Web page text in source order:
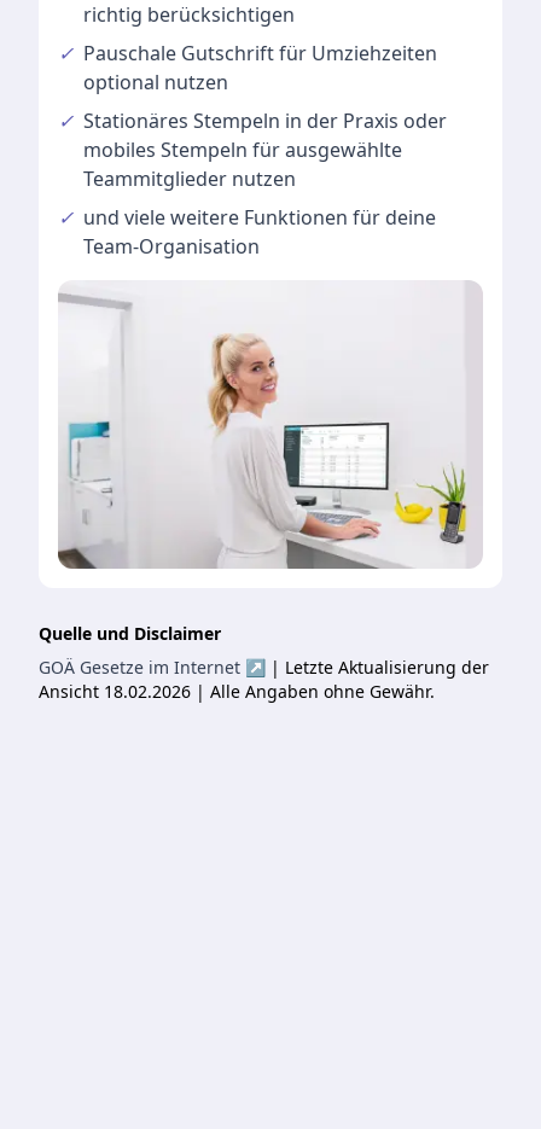
richtig berücksichtigen
✓ Pauschale Gutschriftfür Umziehzeiten
optional nutzen
✓ Stationäres Stempeln in der Praxis oder
mobiles Stempeln für ausgewählte
Teammitglieder nutzen
✓ und vieleweitere Funktionen für deine
Team-Organisation
Quelle und Disclaimer
GOÄ Gesetze im Internet ↗ | Letzte Aktualisierung der
Ansicht 18.02.2026 | Alle Angaben ohne Gewähr.